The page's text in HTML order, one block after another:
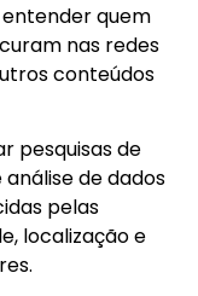
entender quem
nas redes
conteúdos
pesquisas de
de dados
pelas
localização e